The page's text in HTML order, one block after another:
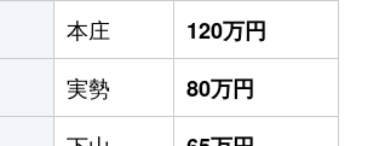
本庄
120万円
実勢
80万円